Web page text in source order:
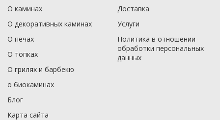
О каминах
О декоративных каминах
О печах
О топках
О грилях и барбекю
о биокаминах
Блог
Карта сайта
Доставка
Услуги
Политика в отношении
обработки персональных
данныx